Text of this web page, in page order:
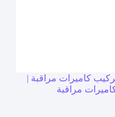
| 67676683 | فني تركيب كاميرات مراقبة |
مراقبة